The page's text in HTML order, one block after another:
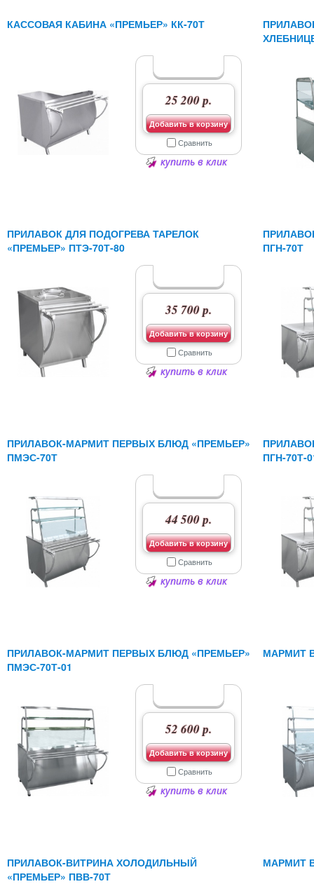
КАССОВАЯ КАБИНА «ПРЕМЬЕР» КК-70Т
25 200 р.
Добавить в корзину
Сравнить
купить в клик
ПРИЛАВОК ДЛЯ ПОДОГРЕВА ТАРЕЛОК
«ПРЕМЬЕР» ПТЭ-70Т-80
35 700 р.
Добавить в корзину
Сравнить
купить в клик
ПГН-70Т
ПРИЛАВОК-МАРМИТ ПЕРВЫХ БЛЮД «ПРЕМЬЕР»
ПМЭС-70Т
44 500 р.
Добавить в корзину
Сравнить
купить в клик
ПГН-70Т-
ПРИЛАВОК-МАРМИТ ПЕРВЫХ БЛЮД «ПРЕМЬЕР»
ПМЭС-70Т-01
52 600 р.
Добавить в корзину
Сравнить
купить в клик
МАРМИТ
ПРИЛАВОК-ВИТРИНА ХОЛОДИЛЬНЫЙ
«ПРЕМЬЕР» ПВВ-70Т
МАРМИТ